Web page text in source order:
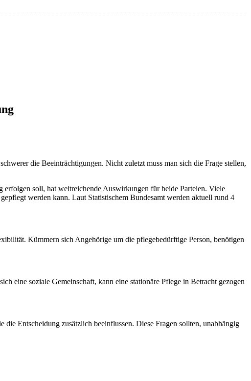
die Beeinträchtigungen. Nicht zuletzt muss man sich die Frage stellen,
soll, hat weitreichende Auswirkungen für beide Parteien. Viele
werden kann. Laut Statistischem Bundesamt werden aktuell rund 4
Kümmern sich Angehörige um die pflegebedürftige Person, benötigen
eine soziale Gemeinschaft, kann eine stationäre Pflege in Betracht gezogen
Entscheidung zusätzlich beeinflussen. Diese Fragen sollten, unabhängig